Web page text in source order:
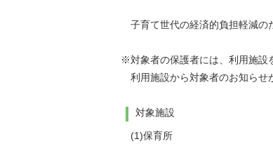
子育て世代の経済的負担軽減の
※対象者の保護者には、利用施設
利用施設から対象者のお知らせ
対象施設
(1)保育所